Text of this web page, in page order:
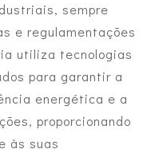
sempre
e regulamentações
utiliza tecnologias
para garantir a
energética e a
proporcionando
às suas